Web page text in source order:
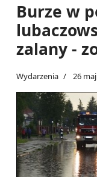
Burze w
zalany -
Wydarzenia 26